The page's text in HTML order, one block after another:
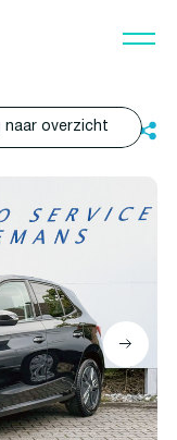
naar overzicht